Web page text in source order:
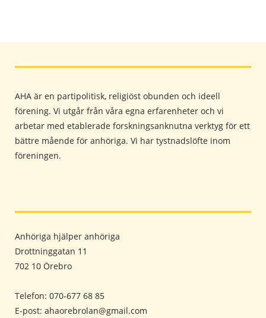
AHA är en partipolitisk, religiöst obunden och ideell
förening. Vi utgår från våra egna erfarenheter och vi
arbetar med etablerade forskningsanknutna verktyg för ett
bättre mående för anhöriga. Vi har tystnadslöfte inom
föreningen.
Anhöriga hjälper anhöriga
Drottninggatan 11
702 10 Örebro
Telefon: 070-677 68 85
E-post: ahaorebrolan@gmail.com